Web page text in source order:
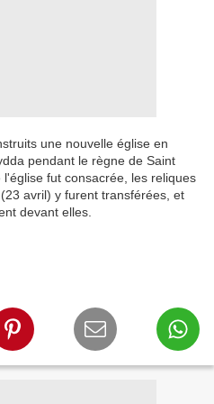
une nouvelle église en
pendant le règne de Saint
fut consacrée, les reliques
avril) y furent transférées, et
devant elles.